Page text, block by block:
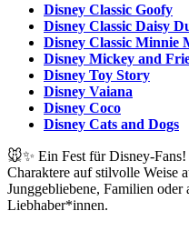
Disney Classic Goofy
Disney Classic Daisy
Disney Classic Minnie
Disney Mickey and
Disney Toy Story
Disney Vaiana
Disney Coco
Disney Cats and Dogs
🐭✨ Ein Fest für Disney-
Charaktere auf stilvolle Weise
Junggebliebene, Familien
Liebhaber*innen.